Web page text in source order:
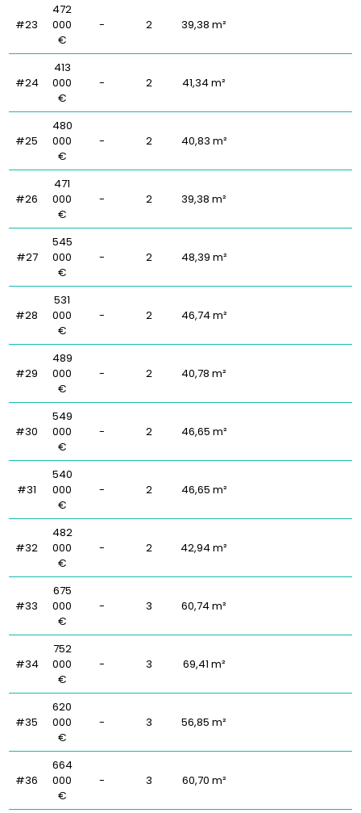
#23
472
000
€
- 2 39,38 m²
#24
413
000
€
- 2 41,34 m²
#25
480
000
€
- 2 40,83 m²
#26
471
000
€
- 2 39,38 m²
#27
545
000
€
- 2 48,39 m²
#28
531
000
€
- 2 46,74 m²
#29
489
000
€
- 2 40,78 m²
#30
549
000
€
- 2 46,65 m²
#31
540
000
€
- 2 46,65 m²
#32
482
000
€
- 2 42,94 m²
#33
675
000
€
- 3 60,74 m²
#34
752
000
€
- 3 69,41 m²
#35
620
000
€
- 3 56,85 m²
#36
664
000
€
- 3 60,70 m²